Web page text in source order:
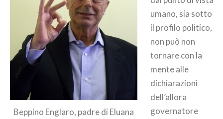
Beppino Englaro, padre di Eluana
umano, sia sotto
il profilo politico,
non può non
tornare con la
mente alle
dichiarazioni
dell’allora
governatore